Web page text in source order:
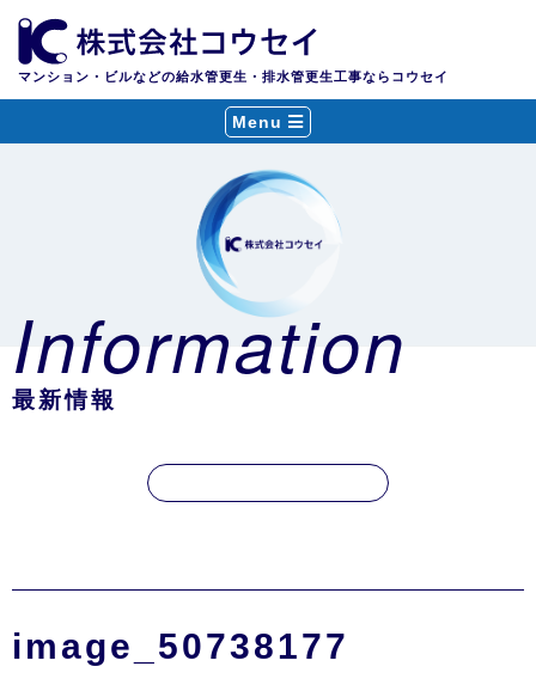
マンション・ビルなどの給水管更生・排水管更生工事ならコウセイ
Menu
Information
最新情報
image_50738177